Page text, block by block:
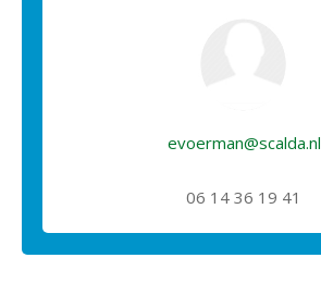
evoerman@scalda.nl
06 14 36 19 41